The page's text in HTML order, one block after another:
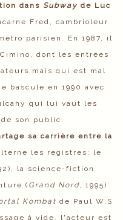
dans Subway de Luc
Fred, cambrioleur
parisien. En 1987, il
dont les entrées
mais qui est mal
bascule en 1990 avec
qui lui vaut les
son public.
sa carrière entre la
les registres; le
la science-fiction
( Grand Nord, 1995)
Kombat de Paul W.S
à vide, l'acteur est